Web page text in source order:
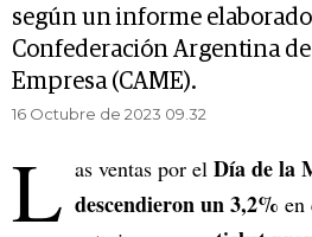
según un informe
Confederación Argentina
Empresa (CAME).
16 Octubre de 2023 09.32
L as ventas por el Día de la
descendieron un 3,2% en